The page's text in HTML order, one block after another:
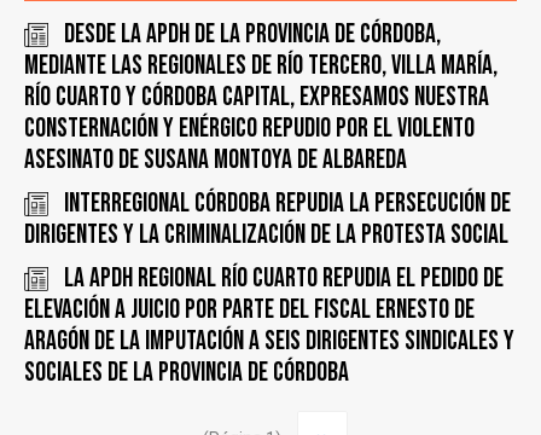
Desde la APDH de la Provincia de Córdoba,
mediante las regionales de Río Tercero, Villa María,
Río Cuarto y Córdoba Capital, expresamos nuestra
consternación y enérgico repudio por el violento
asesinato de Susana Montoya de Albareda
INTERREGIONAL CÓRDOBA REPUDIA LA PERSECUCIÓN DE
DIRIGENTES y LA CRIMINALIZACIÓN DE LA PROTESTA SOCIAL
La APDH Regional Río Cuarto repudia el pedido de
elevación a juicio por parte del fiscal Ernesto de
Aragón de la imputación a seis dirigentes sindicales y
sociales de la Provincia de Córdoba